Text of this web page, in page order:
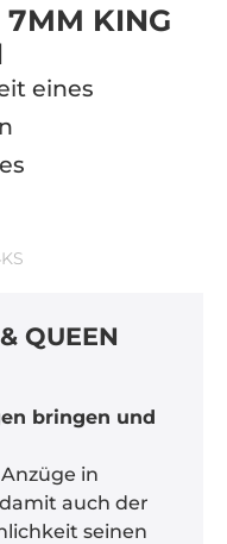
7MM KING
eines
QUEEN
bringen und
in
auch der
seinen